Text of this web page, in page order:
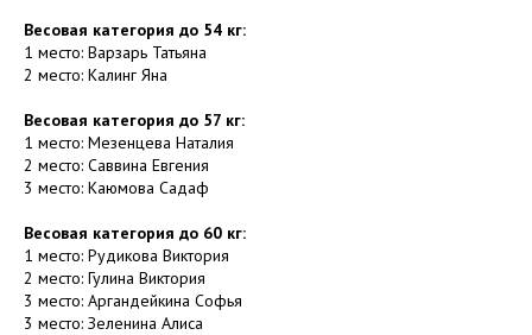
Весовая категория до 54 кг:
1 место: Варзарь Татьяна
2 место: Калинг Яна
Весовая категория до 57 кг:
1 место: Мезенцева Наталия
2 место: Саввина Евгения
3 место: Каюмова Садаф
Весовая категория до 60 кг:
1 место: Рудикова Виктория
2 место: Гулина Виктория
3 место: Аргандейкина Софья
3 место: Зеленина Алиса